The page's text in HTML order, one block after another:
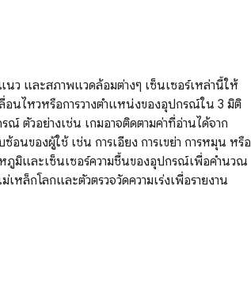
ว และสภาพแวดล้อมต่างๆ เซ็นเซอร์เหล่านี้ให้
นไหวหรือการวางตำแหน่งของอุปกรณ์ใน 3 มิติ
ตัวอย่างเช่น เกมอาจติดตามค่าที่อ่านได้จาก
นของผู้ใช้ เช่น การเอียง การเขย่า การหมุน หรือ
ภูมิและเซ็นเซอร์ความชื้นของอุปกรณ์เพื่อคำนวณ
หล็กโลกและตัวตรวจวัดความเร่งเพื่อรายงาน